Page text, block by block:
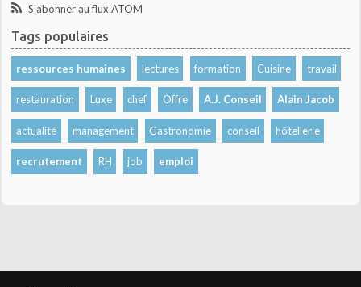
S'abonner au flux ATOM
Tags populaires
ressources humaines lectures formation Cuisine travail
restauration Luxe chef Offre A.J. Conseil Alain Jacob
actualité management Gastronomie conseil hôtellerie
recrutement RH job emploi